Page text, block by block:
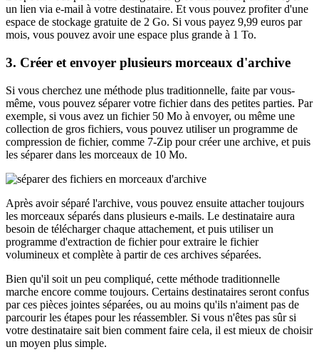
un lien via e-mail à votre destinataire. Et vous pouvez profiter d'une
espace de stockage gratuite de 2 Go. Si vous payez 9,99 euros par
mois, vous pouvez avoir une espace plus grande à 1 To.
3. Créer et envoyer plusieurs morceaux d'archive
Si vous cherchez une méthode plus traditionnelle, faite par vous-
même, vous pouvez séparer votre fichier dans des petites parties. Par
exemple, si vous avez un fichier 50 Mo à envoyer, ou même une
collection de gros fichiers, vous pouvez utiliser un programme de
compression de fichier, comme 7-Zip pour créer une archive, et puis
les séparer dans les morceaux de 10 Mo.
Après avoir séparé l'archive, vous pouvez ensuite attacher toujours
les morceaux séparés dans plusieurs e-mails. Le destinataire aura
besoin de télécharger chaque attachement, et puis utiliser un
programme d'extraction de fichier pour extraire le fichier
volumineux et complète à partir de ces archives séparées.
Bien qu'il soit un peu compliqué, cette méthode traditionnelle
marche encore comme toujours. Certains destinataires seront confus
par ces pièces jointes séparées, ou au moins qu'ils n'aiment pas de
parcourir les étapes pour les réassembler. Si vous n'êtes pas sûr si
votre destinataire sait bien comment faire cela, il est mieux de choisir
un moyen plus simple.